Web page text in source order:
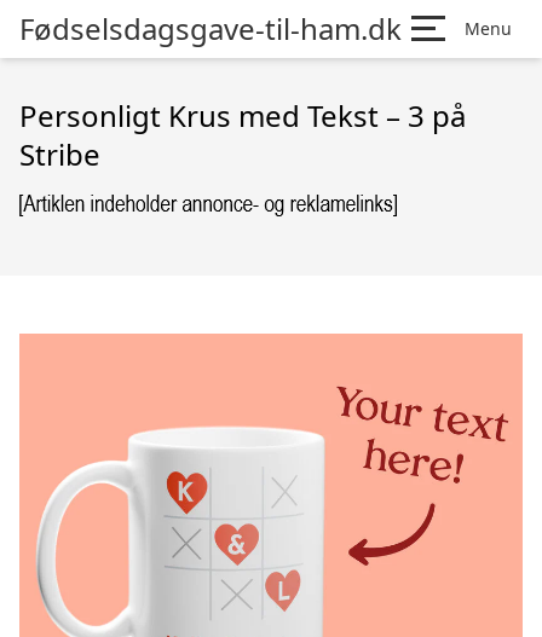
Fødselsdagsgave-til-ham.dk Menu
Personligt Krus med Tekst – 3 på
Stribe